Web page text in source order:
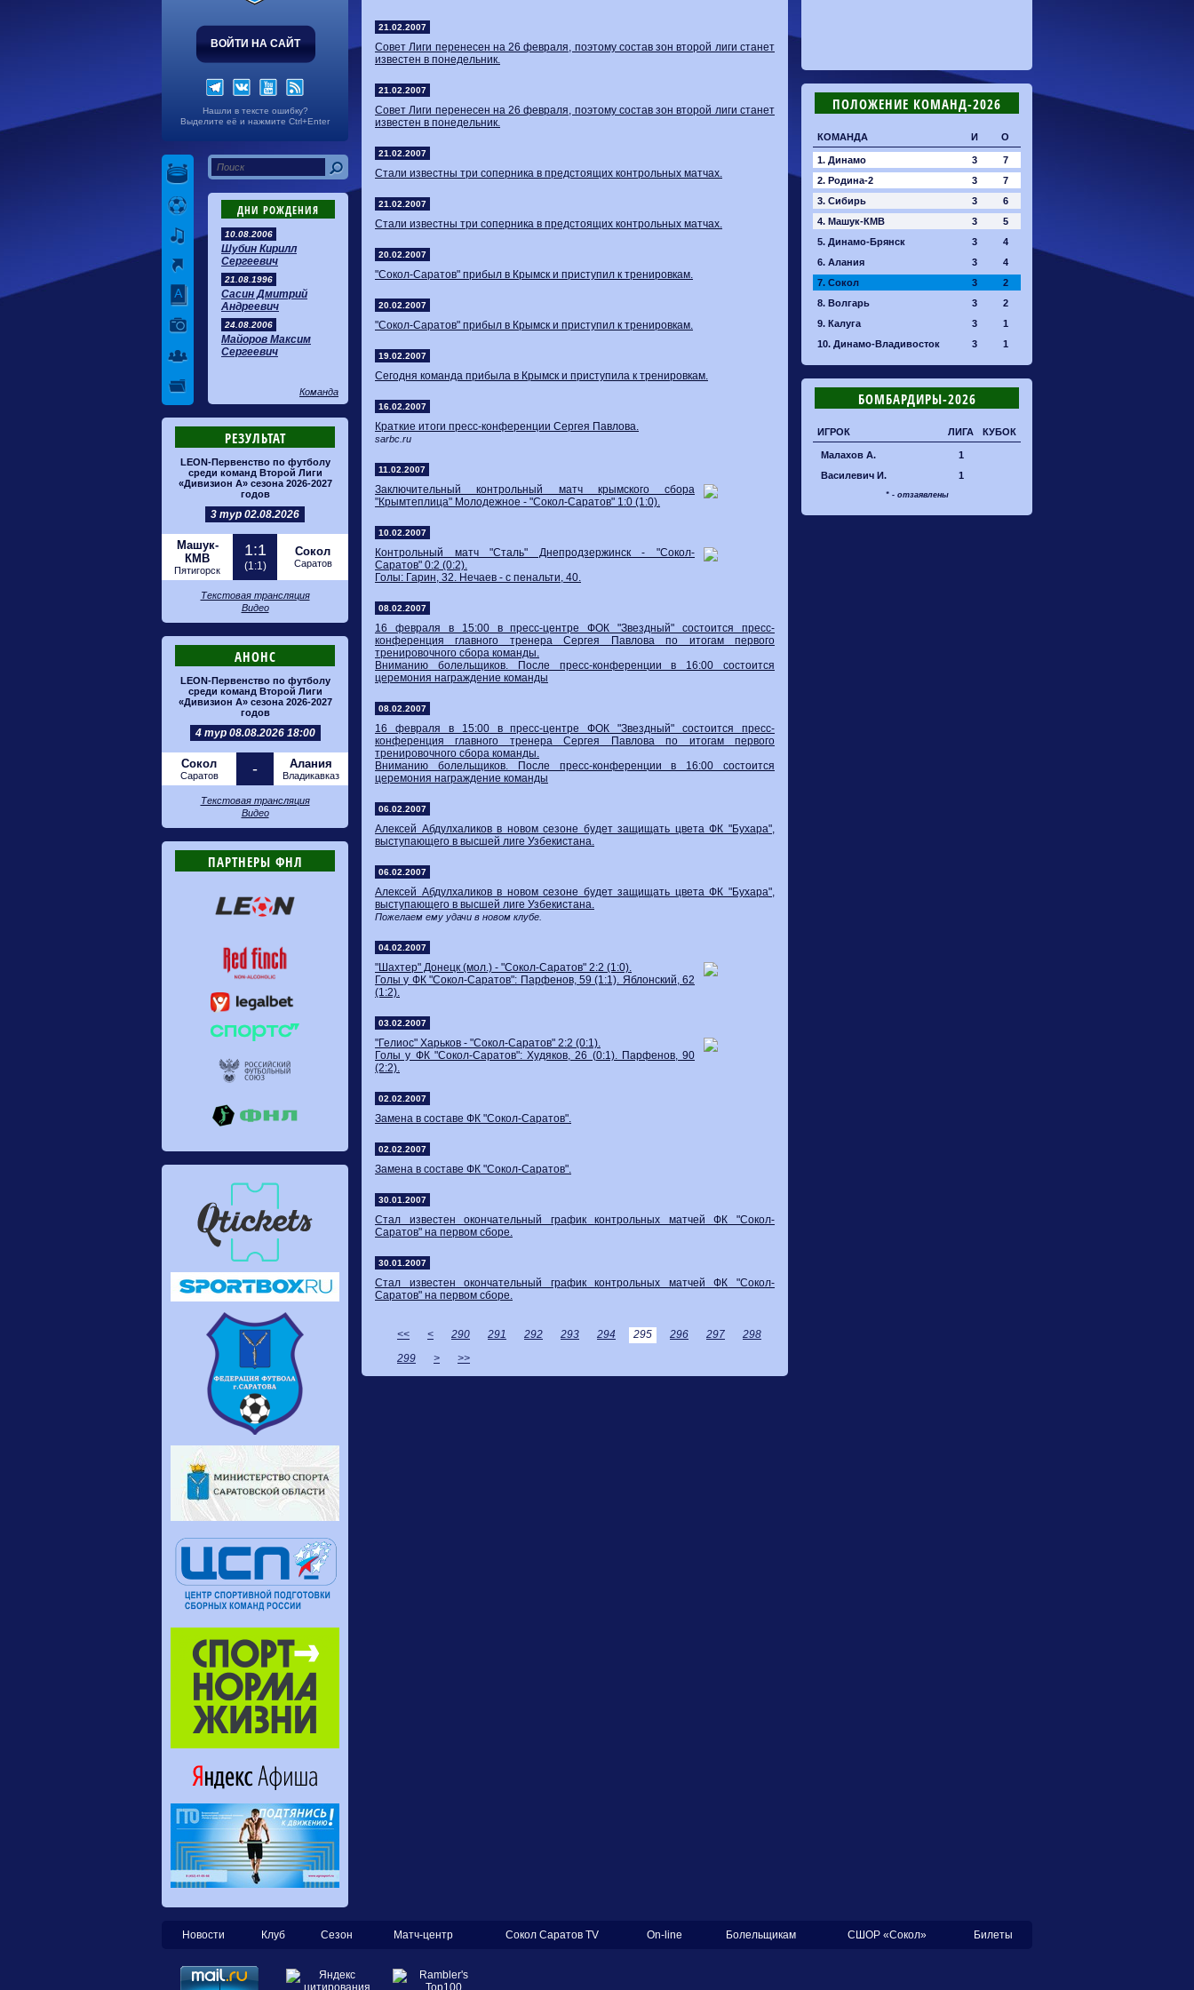
ВОЙТИ НА САЙТ
Нашли в тексте ошибку?
Выделите её и нажмите Ctrl+Enter
ДНИ РОЖДЕНИЯ
10.08.2006
Шубин Кирилл
Сергеевич
21.08.1996
Сасин Дмитрий
Андреевич
24.08.2006
Майоров Максим
Сергеевич
Команда
РЕЗУЛЬТАТ
LEON-Первенство по футболу
среди команд Второй Лиги
«Дивизион А» сезона 2026-2027
годов
3 тур 02.08.2026
Машук-
КМВ
Пятигорск
1:1
(1:1)
Сокол
Саратов
Текстовая трансляция
Видео
АНОНС
LEON-Первенство по футболу
среди команд Второй Лиги
«Дивизион А» сезона 2026-2027
годов
4 тур 08.08.2026 18:00
Сокол
Саратов - Алания
Владикавказ
Текстовая трансляция
Видео
ПАРТНЕРЫ ФНЛ
21.02.2007
Совет Лиги перенесен на 26 февраля, поэтому состав зон второй лиги станет
известен в понедельник.
21.02.2007
Совет Лиги перенесен на 26 февраля, поэтому состав зон второй лиги станет
известен в понедельник.
21.02.2007
Стали известны три соперника в предстоящих контрольных матчах.
21.02.2007
Стали известны три соперника в предстоящих контрольных матчах.
20.02.2007
"Сокол-Саратов" прибыл в Крымск и приступил к тренировкам.
20.02.2007
"Сокол-Саратов" прибыл в Крымск и приступил к тренировкам.
19.02.2007
Сегодня команда прибыла в Крымск и приступила к тренировкам.
16.02.2007
Краткие итоги пресс-конференции Сергея Павлова.
sarbc.ru
11.02.2007
Заключительный контрольный матч крымского сбора
"Крымтеплица" Молодежное - "Сокол-Саратов" 1:0 (1:0).
10.02.2007
Контрольный матч "Сталь" Днепродзержинск - "Сокол-
Саратов" 0:2 (0:2).
Голы: Гарин, 32. Нечаев - с пенальти, 40.
08.02.2007
16 февраля в 15:00 в пресс-центре ФОК "Звездный" состоится пресс-
конференция главного тренера Сергея Павлова по итогам первого
тренировочного сбора команды.
Вниманию болельщиков. После пресс-конференции в 16:00 состоится
церемония награждение команды
08.02.2007
16 февраля в 15:00 в пресс-центре ФОК "Звездный" состоится пресс-
конференция главного тренера Сергея Павлова по итогам первого
тренировочного сбора команды.
Вниманию болельщиков. После пресс-конференции в 16:00 состоится
церемония награждение команды
06.02.2007
Алексей Абдулхаликов в новом сезоне будет защищать цвета ФК "Бухара",
выступающего в высшей лиге Узбекистана.
06.02.2007
Алексей Абдулхаликов в новом сезоне будет защищать цвета ФК "Бухара",
выступающего в высшей лиге Узбекистана.
Пожелаем ему удачи в новом клубе.
04.02.2007
"Шахтер" Донецк (мол.) - "Сокол-Саратов" 2:2 (1:0).
Голы у ФК "Сокол-Саратов": Парфенов, 59 (1:1). Яблонский, 62
(1:2).
03.02.2007
"Гелиос" Харьков - "Сокол-Саратов" 2:2 (0:1).
Голы у ФК "Сокол-Саратов": Худяков, 26 (0:1). Парфенов, 90
(2:2).
02.02.2007
Замена в составе ФК "Сокол-Саратов".
02.02.2007
Замена в составе ФК "Сокол-Саратов".
30.01.2007
Стал известен окончательный график контрольных матчей ФК "Сокол-
Саратов" на первом сборе.
30.01.2007
Стал известен окончательный график контрольных матчей ФК "Сокол-
Саратов" на первом сборе.
<< < 290 291 292 293 294 295 296 297
298
299
> >>
ПОЛОЖЕНИЕ КОМАНД-2026
КОМАНДА И О
1. Динамо 3
7
2. Родина-2
3
7
3. Сибирь
3
6
4. Машук-КМВ
3
5
5. Динамо-Брянск
3
4
6. Алания
3
4
7. Сокол
3
2
8. Волгарь
3
2
9. Калуга
3
1
10. Динамо-Владивосток
3 1
БОМБАРДИРЫ-2026
ИГРОК ЛИГА КУБОК
Малахов А.
1
Василевич И.
1
* - отзаявлены
Новости Клуб Сезон Матч-центр Сокол Саратов TV On-line Болельщикам СШОР «Сокол» Билеты